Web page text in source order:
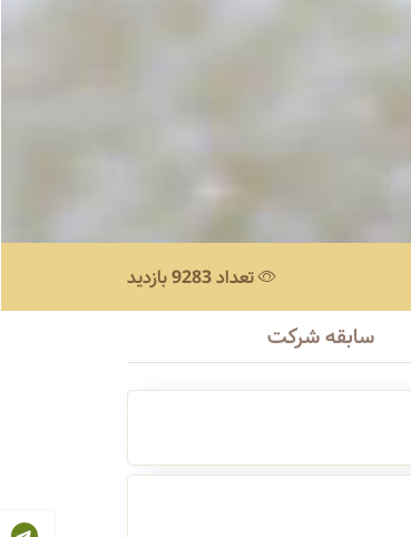
تعداد 9283 بازدید
سابقه شرکت